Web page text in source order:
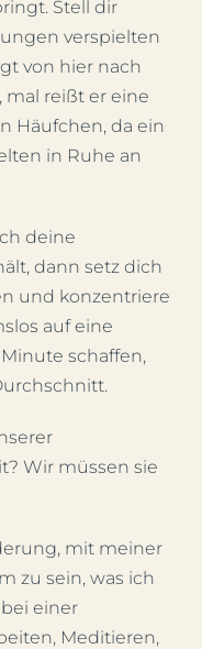
Stell dir
verspielten
von hier nach
mal reißt er eine
Häufchen, da ein
in Ruhe an
deine
dann setz dich
und konzentriere
auf eine
schaffen,
Wir müssen sie
mit meiner
zu sein, was ich
einer
Meditieren,